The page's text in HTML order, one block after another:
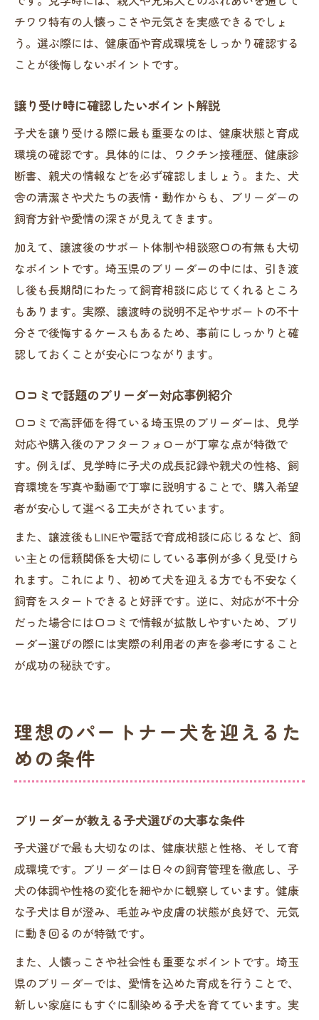
チワワ特有の人懐っこさや元気さを実感できるでしょ
う。選ぶ際には、健康面や育成環境をしっかり確認する
ことが後悔しないポイントです。
譲り受け時に確認したいポイント解説
子犬を譲り受ける際に最も重要なのは、健康状態と育成
環境の確認です。具体的には、ワクチン接種歴、健康診
断書、親犬の情報などを必ず確認しましょう。また、犬
舎の清潔さや犬たちの表情・動作からも、ブリーダーの
飼育方針や愛情の深さが見えてきます。
加えて、譲渡後のサポート体制や相談窓口の有無も大切
なポイントです。埼玉県のブリーダーの中には、引き渡
し後も長期間にわたって飼育相談に応じてくれるところ
もあります。実際、譲渡時の説明不足やサポートの不十
分さで後悔するケースもあるため、事前にしっかりと確
認しておくことが安心につながります。
口コミで話題のブリーダー対応事例紹介
口コミで高評価を得ている埼玉県のブリーダーは、見学
対応や購入後のアフターフォローが丁寧な点が特徴で
す。例えば、見学時に子犬の成長記録や親犬の性格、飼
育環境を写真や動画で丁寧に説明することで、購入希望
者が安心して選べる工夫がされています。
また、譲渡後もLINEや電話で育成相談に応じるなど、飼
い主との信頼関係を大切にしている事例が多く見受けら
れます。これにより、初めて犬を迎える方でも不安なく
飼育をスタートできると好評です。逆に、対応が不十分
だった場合には口コミで情報が拡散しやすいため、ブリ
ーダー選びの際には実際の利用者の声を参考にすること
が成功の秘訣です。
理想のパートナー犬を迎えるた
めの条件
ブリーダーが教える子犬選びの大事な条件
子犬選びで最も大切なのは、健康状態と性格、そして育
成環境です。ブリーダーは日々の飼育管理を徹底し、子
犬の体調や性格の変化を細やかに観察しています。健康
な子犬は目が澄み、毛並みや皮膚の状態が良好で、元気
に動き回るのが特徴です。
また、人懐っこさや社会性も重要なポイントです。埼玉
県のブリーダーでは、愛情を込めた育成を行うことで、
新しい家庭にもすぐに馴染める子犬を育てています。実